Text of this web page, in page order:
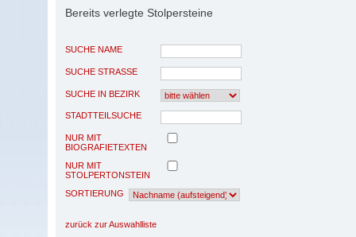
Bereits verlegte Stolpersteine
SUCHE NAME
SUCHE STRASSE
SUCHE IN BEZIRK
STADTTEILSUCHE
NUR MIT
BIOGRAFIETEXTEN
NUR MIT
STOLPERTONSTEIN
SORTIERUNG
zurück zur Auswahlliste